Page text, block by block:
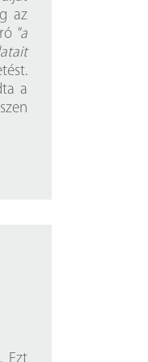
az
"a
a